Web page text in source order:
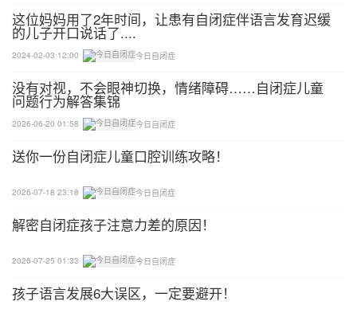
国自闭症风险婴儿提供一个平台，并促进在该地区工
作的科学家之间的协作联系。）
萨里表示：这项研究是第一个“自闭症高风险婴儿早
期干预的方法学上强有力的随机试验”，研究人员也
有亲子互动培训PK无亲子互动培训
在28名哥哥姐姐有自闭症的婴儿中，五分之一的婴儿
的孩子也会显示某些自闭症特征，如低社会兴趣或注
这位妈妈用了2年时间，让患有自闭症伴语言发育迟缓
的儿子开口说话了....
2024-02-03 12:00 今日自闭症
没有对视，不会眼神切换，情绪障碍……自闭症儿童
问题行为解答集锦
2026-06-20 01:58 今日自闭症
送你一份自闭症儿童口腔训练攻略！
2026-07-18 23:18 今日自闭症
解密自闭症孩子注意力差的原因！
2026-07-25 01:33 今日自闭症
孩子语言发展6大误区，一定要避开！